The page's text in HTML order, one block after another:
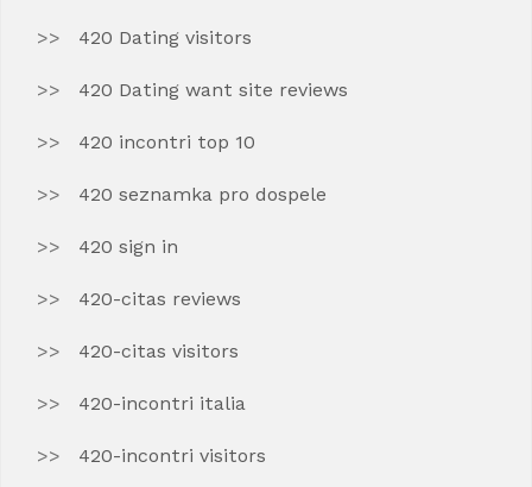
420 Dating visitors
420 Dating want site reviews
420 incontri top 10
420 seznamka pro dospele
420 sign in
420-citas reviews
420-citas visitors
420-incontri italia
420-incontri visitors